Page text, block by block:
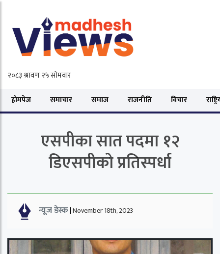
होमपेज समाचार समाज राजनीति विचार
एसपीका सात पदमा १२
डिएसपीको प्रतिस्पर्धा
न्यूज डेस्क|November 18th, 2023